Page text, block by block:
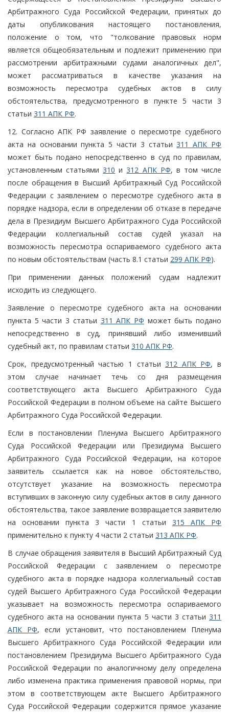
Арбитражного Суда Российской Федерации, принятых до
даты опубликования настоящего постановления,
положение о том, что "толкование правовых норм
является общеобязательным и подлежит применению при
рассмотрении арбитражными судами аналогичных дел",
может рассматриваться в качестве указания на
возможность пересмотра судебных актов в силу
обстоятельства, предусмотренного в пункте 5 части 3
статьи 311 АПК РФ.
12. Согласно АПК РФ заявление о пересмотре судебного
акта на основании пункта 5 части 3 статьи311 АПК РФ
может быть подано непосредственно в суд по правилам,
установленным статьями310 и312 АПК РФ, в том числе
после обращения в Высший Арбитражный Суд Российской
Федерации с заявлением о пересмотре судебного акта в
порядке надзора, если в определении об отказе в передаче
дела в Президиум Высшего Арбитражного Суда Российской
Федерации коллегиальный состав судей указал на
возможность пересмотра оспариваемого судебного акта
по новым обстоятельствам (часть 8.1 статьи 299 АПК РФ).
При применении данных положений судам надлежит
исходить из следующего.
Заявление о пересмотре судебного акта на основании
пункта 5 части 3 статьи 311 АПК РФ может быть подано
непосредственно в суд, принявший либо изменивший
судебный акт, по правилам статьи 310 АПК РФ.
Срок, предусмотренный частью 1 статьи312 АПК РФ, в
этом случае начинает течь со дня размещения
соответствующего акта Высшего Арбитражного Суда
Российской Федерации в полном объеме на сайте Высшего
Арбитражного Суда Российской Федерации.
Если в постановлении Пленума Высшего Арбитражного
Суда Российской Федерации или Президиума Высшего
Арбитражного Суда Российской Федерации, на которое
заявитель ссылается как на новое обстоятельство,
отсутствует указание на возможность пересмотра
вступивших в законную силу судебных актов в силу данного
обстоятельства, такое заявление возвращается заявителю
на основании пункта 3 части 1 статьи 315 АПК РФ
применительно к пункту 4 части 2 статьи 313 АПК РФ.
В случае обращения заявителя в Высший Арбитражный Суд
Российской Федерации с заявлением о пересмотре
судебного акта в порядке надзора коллегиальный состав
судей Высшего Арбитражного Суда Российской Федерации
указывает на возможность пересмотра оспариваемого
судебного акта на основании пункта 5 части 3 статьи 311
АПК РФ, если установит, что постановлением Пленума
Высшего Арбитражного Суда Российской Федерации или
постановлением Президиума Высшего Арбитражного Суда
Российской Федерации по аналогичному делу определена
либо изменена практика применения правовой нормы, при
этом в соответствующем акте Высшего Арбитражного
Суда Российской Федерации содержится прямое указание